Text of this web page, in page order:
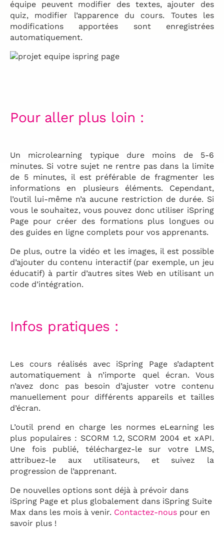
équipe peuvent modifier des textes, ajouter des
quiz, modifier l’apparence du cours. Toutes les
modifications apportées sont enregistrées
automatiquement.
Pour aller plus loin :
Un microlearning typique dure moins de 5-6
minutes. Si votre sujet ne rentre pas dans la limite
de 5 minutes, il est préférable de fragmenter les
informations en plusieurs éléments. Cependant,
l’outil lui-même n’a aucune restriction de durée. Si
vous le souhaitez, vous pouvez donc utiliser iSpring
Page pour créer des formations plus longues ou
des guides en ligne complets pour vos apprenants.
De plus, outre la vidéo et les images, il est possible
d’ajouter du contenu interactif (par exemple, un jeu
éducatif) à partir d’autres sites Web en utilisant un
code d’intégration.
Infos pratiques :
Les cours réalisés avec iSpring Page s’adaptent
automatiquement à n’importe quel écran. Vous
n’avez donc pas besoin d’ajuster votre contenu
manuellement pour différents appareils et tailles
d’écran.
L’outil prend en charge les normes eLearning les
plus populaires : SCORM 1.2, SCORM 2004 et xAPI.
Une fois publié, téléchargez-le sur votre LMS,
attribuez-le aux utilisateurs, et suivez la
progression de l’apprenant.
De nouvelles options sont déjà à prévoir dans
iSpring Page et plus globalement dans iSpring Suite
Max dans les mois à venir. Contactez-nous pour en
savoir plus !